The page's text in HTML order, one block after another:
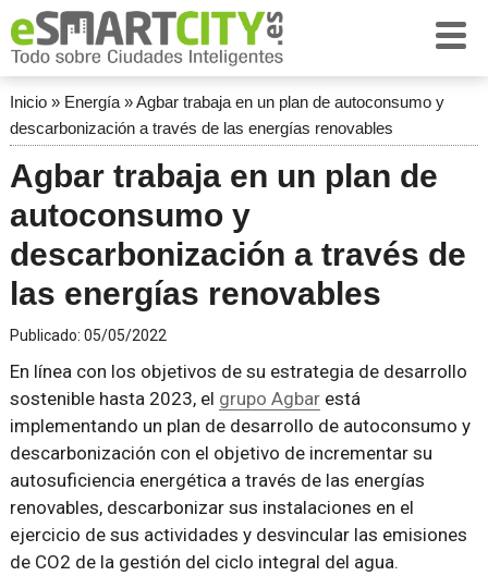
Inicio» Energía»Agbar trabaja en un plan de autoconsumo y
descarbonización a través de las energías renovables
Agbar trabaja en un plan de
autoconsumo y
descarbonización a través de
las energías renovables
Publicado: 05/05/2022
En línea con los objetivos de su estrategia de desarrollo
sostenible hasta 2023, el grupo Agbarestá
implementando un plan de desarrollo de autoconsumo y
descarbonización con el objetivo de incrementar su
autosuficiencia energética a través de las energías
renovables, descarbonizar sus instalaciones en el
ejercicio de sus actividades y desvincular las emisiones
de CO2 de la gestión del ciclo integral del agua.